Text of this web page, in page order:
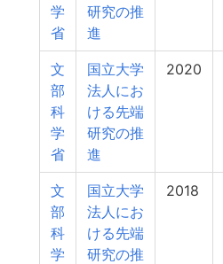
学
省
研究の推
進
文
部
科
学
省
国立大学
法人にお
ける先端
研究の推
進
2020
文
部
科
学
国立大学
法人にお
ける先端
研究の推
2018